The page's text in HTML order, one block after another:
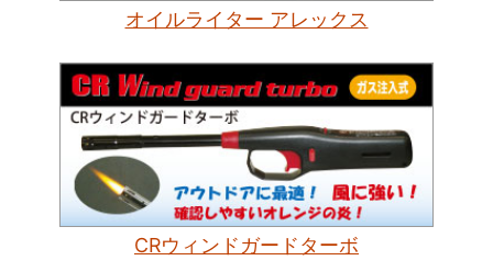
オイルライター アレックス
CRウィンドガードターボ